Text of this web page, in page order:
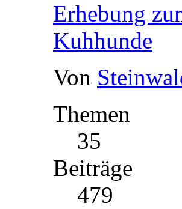
Erhebung
Kuhhunde
Von
Themen
35
Beiträge
479